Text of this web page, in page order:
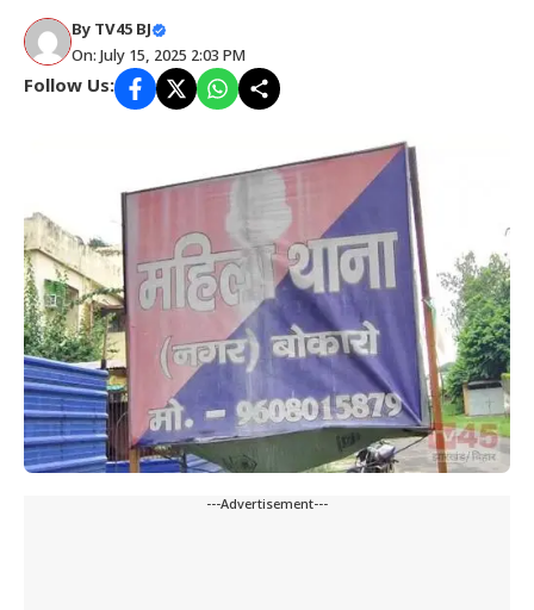
By TV45 BJ
On: July 15, 2025 2:03 PM
Follow Us:
---Advertisement---